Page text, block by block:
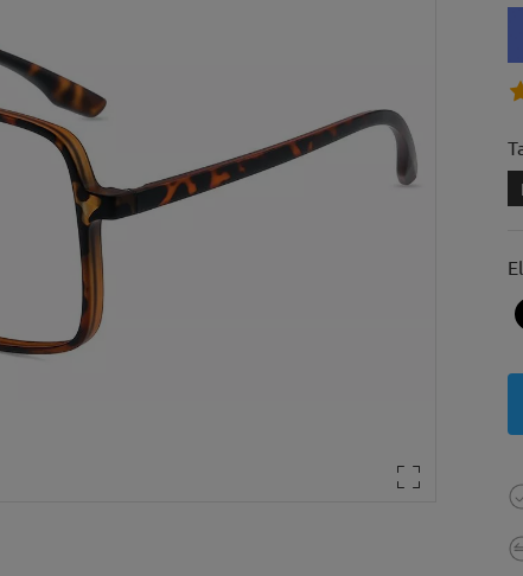
L